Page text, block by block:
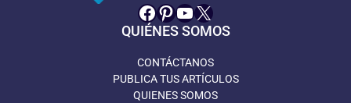
Facebook
Pinterest
YouTube
X
QUIÉNES SOMOS
CONTÁCTANOS
PUBLICA TUS ARTÍCULOS
QUIENES SOMOS